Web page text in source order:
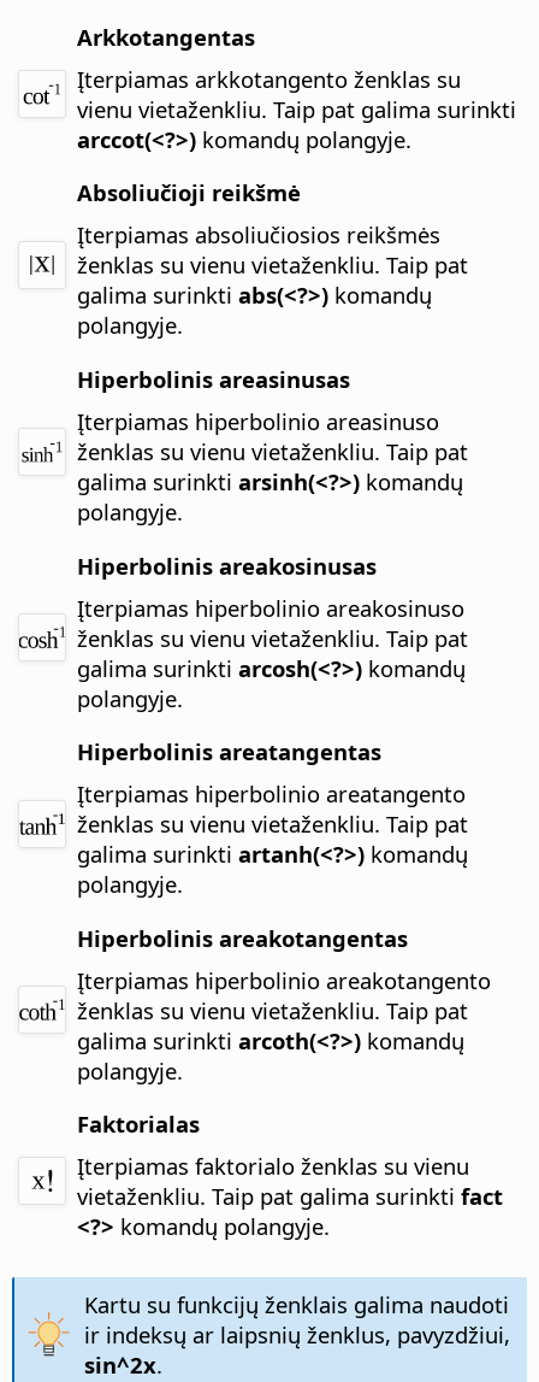
Arkkotangentas
Įterpiamas arkkotangento ženklas su
vienu vietaženkliu. Taip pat galima surinkti
arccot(<?>) komandų polangyje.
Absoliučioji reikšmė
Įterpiamas absoliučiosios reikšmės
ženklas su vienu vietaženkliu. Taip pat
galima surinktiabs(<?>) komandų
polangyje.
Hiperbolinis areasinusas
Įterpiamas hiperbolinio areasinuso
ženklas su vienu vietaženkliu. Taip pat
galima surinktiarsinh(<?>) komandų
polangyje.
Hiperbolinis areakosinusas
Įterpiamas hiperbolinio areakosinuso
ženklas su vienu vietaženkliu. Taip pat
galima surinktiarcosh(<?>) komandų
polangyje.
Hiperbolinis areatangentas
Įterpiamas hiperbolinio areatangento
ženklas su vienu vietaženkliu. Taip pat
galima surinktiartanh(<?>) komandų
polangyje.
Hiperbolinis areakotangentas
Įterpiamas hiperbolinio areakotangento
ženklas su vienu vietaženkliu. Taip pat
galima surinktiarcoth(<?>) komandų
polangyje.
Faktorialas
Įterpiamas faktorialo ženklas su vienu
vietaženkliu. Taip pat galima surinktifact
<?> komandų polangyje.
Kartu su funkcijų ženklais galima naudoti
ir indeksų ar laipsnių ženklus, pavyzdžiui,
sin^2x.